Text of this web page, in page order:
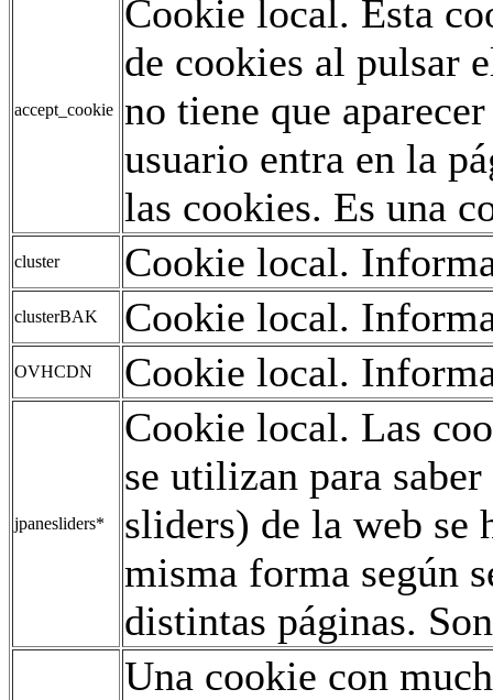
accept_cookie
Cookie local. Esta
de cookies al pulsar
no tiene que
usuario entra en la
las cookies. Es una
cluster Cookie local.
clusterBAK Cookie local.
OVHCDN Cookie local.
jpanesliders*
Cookie local. Las
se utilizan para
sliders) de la web se
misma forma según
distintas páginas.
Una cookie con